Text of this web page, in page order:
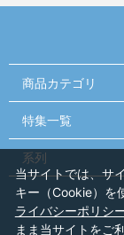
商品カテゴリ
特集一覧
系列
当サイトでは、サ
キー（Cookie）を
ライバシーポリシ
まま当サイトをご